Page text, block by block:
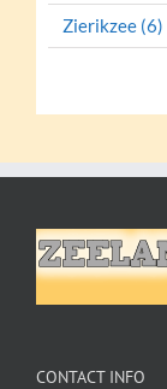
Zierikzee (6)
CONTACT INFO